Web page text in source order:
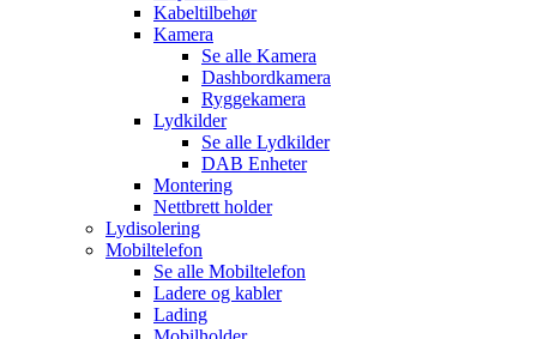
Kabeltilbehør
Kamera
Se alle Kamera
Dashbordkamera
Ryggekamera
Lydkilder
Se alle Lydkilder
DAB Enheter
Montering
Nettbrett holder
Lydisolering
Mobiltelefon
Se alle Mobiltelefon
Ladere og kabler
Lading